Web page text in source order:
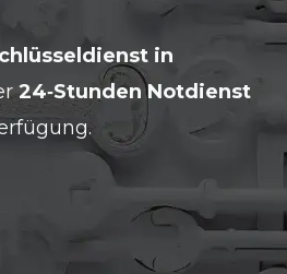
in
24‑Stunden Notdienst